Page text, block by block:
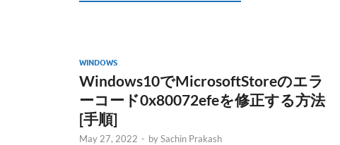
WINDOWS
Windows10でMicrosoftStoreのエラ
ーコード0x80072efeを修正する方法
[手順]
May 27, 2022 - bySachin Prakash